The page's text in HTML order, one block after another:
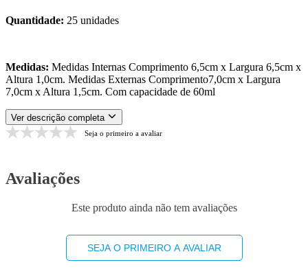
Quantidade: 25 unidades
Medidas: Medidas Internas Comprimento 6,5cm x Largura 6,5cm x
Altura 1,0cm. Medidas Externas Comprimento7,0cm x Largura
7,0cm x Altura 1,5cm. Com capacidade de 60ml
Ver descrição completa
Seja o primeiro a avaliar
Avaliações
Este produto ainda não tem avaliações
SEJA O PRIMEIRO A AVALIAR